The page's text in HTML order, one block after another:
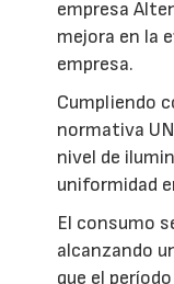
empresa
mejora en la
empresa.
Cumpliendo
normativa
nivel de
uniformidad
El consumo
alcanzando
que el